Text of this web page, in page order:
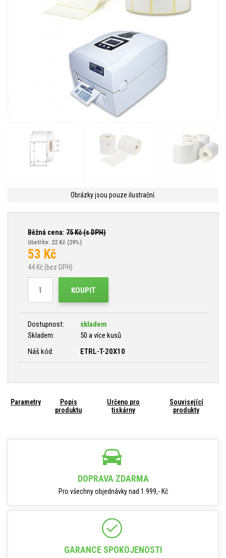
Obrázky jsou pouze ilustrační.
Běžná cena: 75Kč (s DPH)
Ušetříte: 22 Kč (29%)
53 Kč
44 Kč (bez DPH)
KOUPIT
Dostupnost:
skladem
Skladem:
50 a více kusů
Náš kód:
ETRL-T-20X10
Parametry
Popis
produktu
Určeno pro
tiskárny
Související
produkty
DOPRAVA ZDARMA
Pro všechny objednávky nad 1.999,- Kč
GARANCE SPOKOJENOSTI